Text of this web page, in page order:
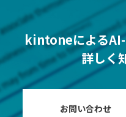
kintoneによるAI-
詳しく
お問い合わせ